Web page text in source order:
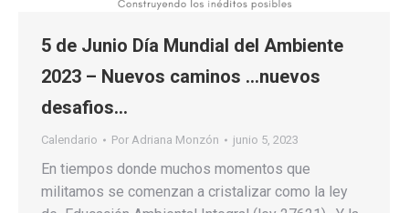
5 de Junio Día Mundial del Ambiente
2023 – Nuevos caminos …nuevos
desafios…
Calendario Por Adriana Monzón junio 5, 2023
En tiempos donde muchos momentos que
militamos se comenzan a cristalizar como la ley